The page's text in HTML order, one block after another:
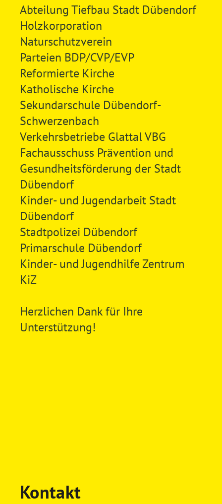
Abteilung Tiefbau Stadt Dübendorf
Holzkorporation
Naturschutzverein
Parteien BDP/CVP/EVP
Reformierte Kirche
Katholische Kirche
Sekundarschule Dübendorf-
Schwerzenbach
Verkehrsbetriebe Glattal VBG
Fachausschuss Prävention und
Gesundheitsförderung der Stadt
Dübendorf
Kinder- und Jugendarbeit Stadt
Dübendorf
Stadtpolizei Dübendorf
Primarschule Dübendorf
Kinder- und Jugendhilfe Zentrum
KiZ
Herzlichen Dank für Ihre
Unterstützung!
Kontakt